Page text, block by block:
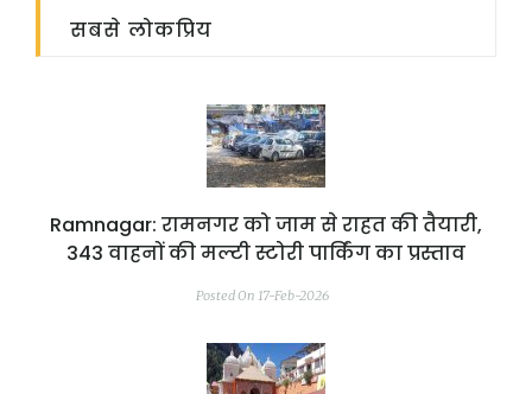
सबसे लोकप्रिय
Ramnagar: रामनगर को जाम से राहत की तैयारी,
343 वाहनों की मल्टी स्टोरी पार्किंग का प्रस्ताव
Posted On 17-Feb-2026